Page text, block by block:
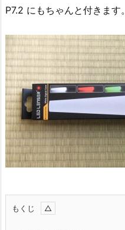
P7.2 にもちゃんと付きます。
もくじ